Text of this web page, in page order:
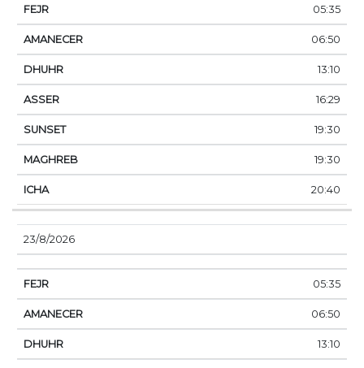
05:35
06:50
13:10
16:29
19:30
19:30
20:40
23/8/2026
05:35
06:50
13:10